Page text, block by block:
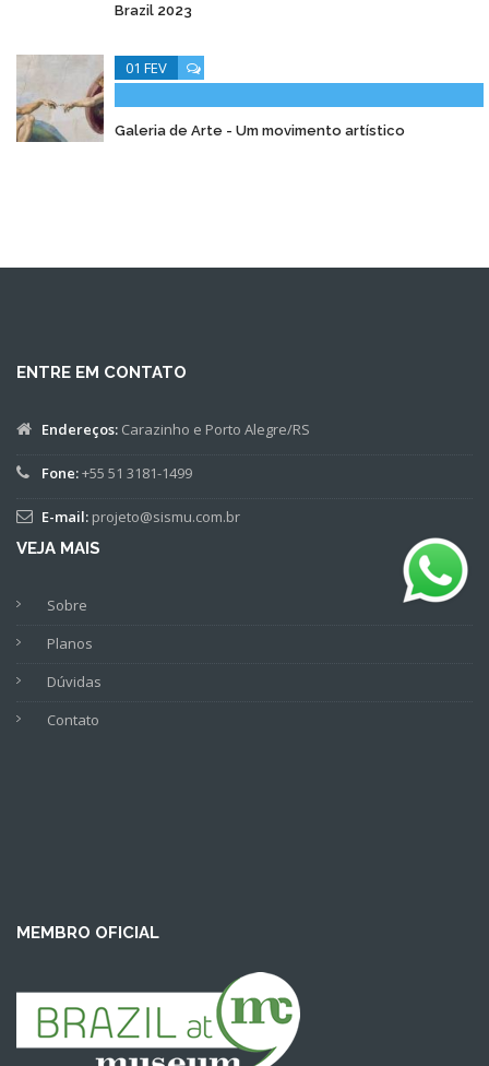
Brazil 2023
01 FEV
Galeria de Arte - Um movimento artístico
ENTRE EM CONTATO
Endereços: Carazinho e Porto Alegre/RS
Fone:+55 51 3181-1499
E-mail: projeto@sismu.com.br
VEJA MAIS
Sobre
Planos
Dúvidas
Contato
MEMBRO OFICIAL